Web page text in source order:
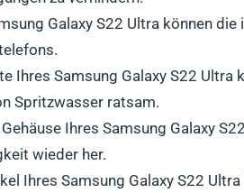
Galaxy S22 Ultra können
Ihres Samsung Galaxy S22
Spritzwasser ratsam.
Ihres Samsung Galaxy
wieder her.
Ihres Samsung Galaxy S22